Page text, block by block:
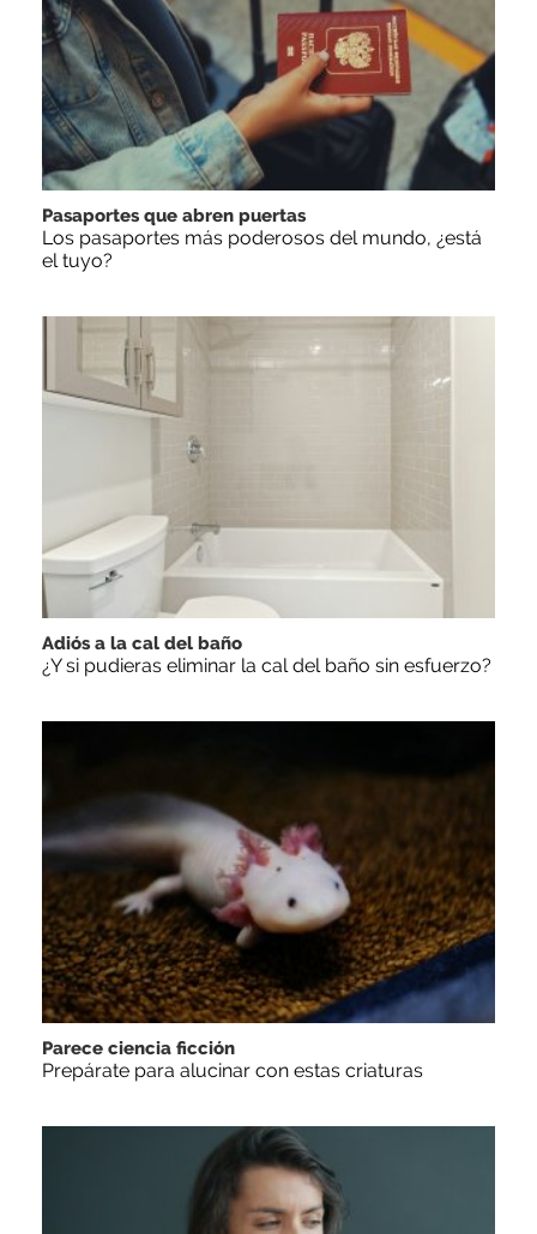
Pasaportes que abren puertas
Los pasaportes más poderosos del mundo, ¿está
el tuyo?
Adiós a la cal del baño
¿Y si pudieras eliminar la cal del baño sin esfuerzo?
Parece ciencia ficción
Prepárate para alucinar con estas criaturas